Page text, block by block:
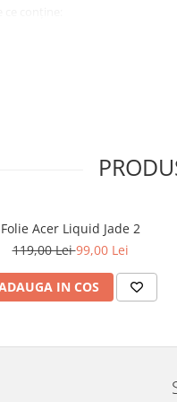
te vor ghida pas cu pas catre
următor !
Folie Acer Liquid Jade 2
119,00 Lei99,00 Lei
IN COS